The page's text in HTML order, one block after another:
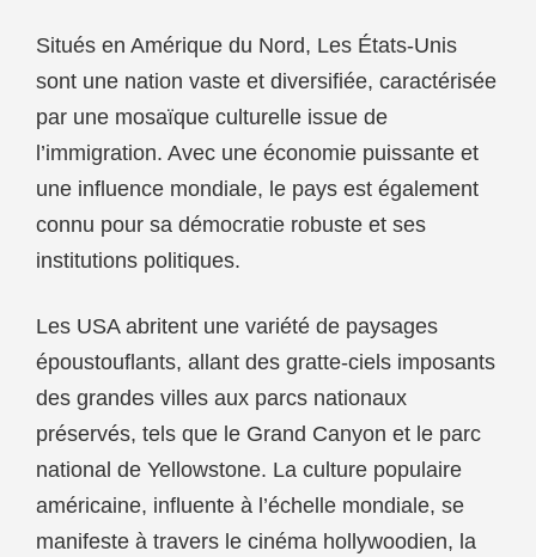
Situés en Amérique du Nord, Les États-Unis
sont une nation vaste et diversifiée, caractérisée
par une mosaïque culturelle issue de
l’immigration. Avec une économie puissante et
une influence mondiale, le pays est également
connu pour sa démocratie robuste et ses
institutions politiques.
Les USA abritent une variété de paysages
époustouflants, allant des gratte-ciels imposants
des grandes villes aux parcs nationaux
préservés, tels que le Grand Canyon et le parc
national de Yellowstone. La culture populaire
américaine, influente à l’échelle mondiale, se
manifeste à travers le cinéma hollywoodien, la